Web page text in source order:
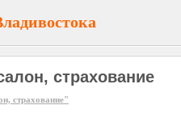
страхование
страхование"